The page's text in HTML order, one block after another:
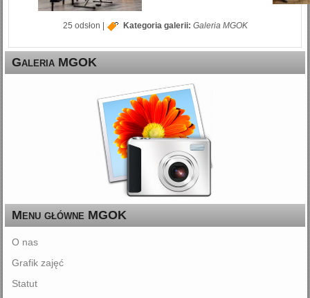
25 odsłon | Kategoria galerii: Galeria MGOK
Galeria MGOK
Menu główne MGOK
O nas
Grafik zajęć
Statut